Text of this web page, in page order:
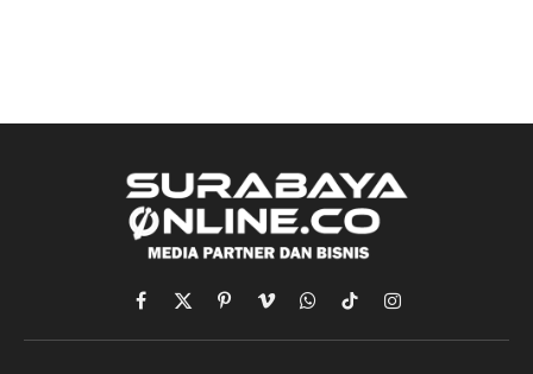
Facebook
X
(Twitter)
PinterestVimeoWhatsApp
TikTokInstagram